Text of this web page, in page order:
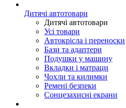
Дитячі автотовари
Дитячі автотовари
Усі товари
Автокрісла і переноски
Бази та адаптери
Подушки у машину
Вкладки і матраци
Чохли та килимки
Ремені безпеки
Сонцезахисні екрани